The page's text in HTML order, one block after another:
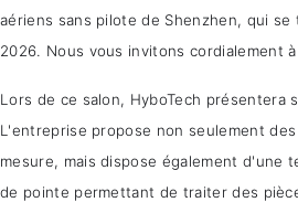
aériens sans pilote de Shenzhen, qui se
2026. Nous vous invitons cordialement
Lors de ce salon, HyboTech présentera
L'entreprise propose non seulement
mesure, mais dispose également d'une
de pointe permettant de traiter des